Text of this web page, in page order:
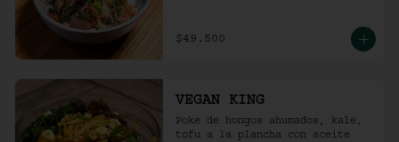
tostado.
$49.500
VEGAN KING
Poke de hongos ahumados, kale,
tofu a la plancha con aceite